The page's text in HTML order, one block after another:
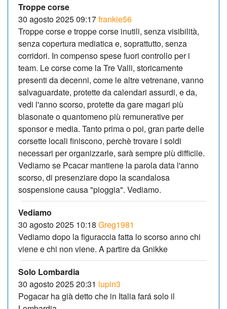
Troppe corse
30 agosto 2025 09:17frankie56
Troppe corse e troppe corse inutili, senza visibilità,
senza copertura mediatica e, soprattutto, senza
corridori. In compenso spese fuori controllo per i
team. Le corse come la Tre Valli, storicamente
presenti da decenni, come le altre vetrenane, vanno
salvaguardate, protette da calendari assurdi, e da,
vedi l'anno scorso, protette da gare magari più
blasonate o quantomeno più remunerative per
sponsor e media. Tanto prima o poi, gran parte delle
corsette locali finiscono, perchè trovare i soldi
necessari per organizzarle, sarà sempre più difficile.
Vediamo se Pcacar mantiene la parola data l'anno
scorso, di presenziare dopo la scandalosa
sospensione causa "pioggia". Vediamo.
Vediamo
30 agosto 2025 10:18 Greg1981
Vediamo dopo la figuraccia fatta lo scorso anno chi
viene e chi non viene. A partire da Gnikke
Solo Lombardia
30 agosto 2025 20:31 lupin3
Pogacar ha già detto che in Italia fará solo il